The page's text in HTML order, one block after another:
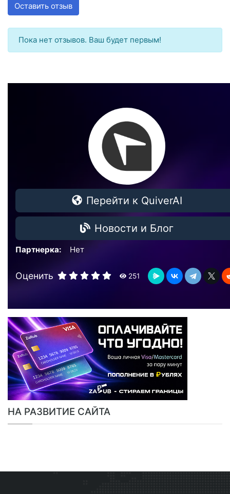
Оставить отзыв
Пока нет отзывов. Ваш будет первым!
Перейти к QuiverAI
Новости и Блог
Партнерка: Нет
Оценить 251
НА РАЗВИТИЕ САЙТА